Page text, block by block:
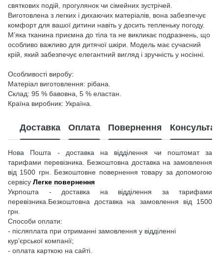
святкових подій, прогулянок чи сімейних зустрічей.
Виготовлена з легких і дихаючих матеріалів, вона забезпечує
комфорт для вашої дитини навіть у досить тепленьку погоду.
М’яка тканина приємна до тіла та не викликає подразнень, що
особливо важливо для дитячої шкіри. Модель має сучасний
крій, який забезпечує елегантний вигляд і зручність у носінні.
Особливості виробу:
Матеріал виготовлення: рібана.
Склад: 95 % бавовна, 5 % еластан.
Країна виробник: Україна.
Доставка Оплата Повернення
Нова Пошта - доставка на відділення чи поштомат за
тарифами перевізника. Безкоштовна доставка на замовлення
від 1500 грн. Безкоштовне повернення товару за допомогою
сервісу Легке повернення
Укрпошта - доставка на відділення за тарифами
перевізника.Безкоштовна доставка на замовлення від 1500
грн.
Способи оплати:
- післяплата при отриманні замовлення у відділенні
кур’єрської компанії;
- оплата карткою на сайті.